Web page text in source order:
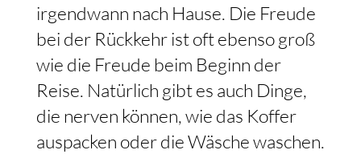
irgendwann nach Hause. Die Freude
bei der Rückkehr ist oft ebenso groß
wie die Freude beim Beginn der
Reise. Natürlich gibt es auch Dinge,
die nerven können, wie das Koffer
auspacken oder die Wäsche waschen.